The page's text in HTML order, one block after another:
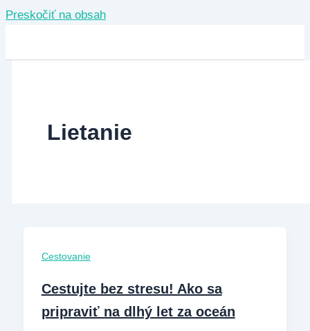
Preskočiť na obsah
Lietanie
Cestovanie
Cestujte bez stresu! Ako sa
pripraviť na dlhý let za oceán